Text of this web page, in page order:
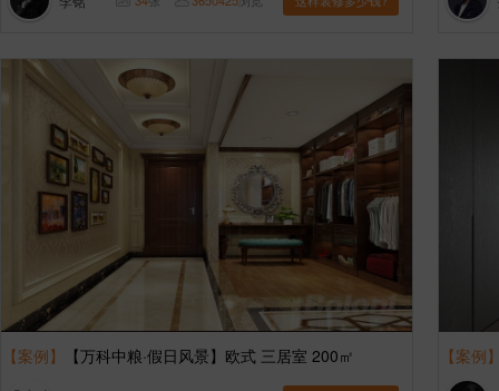
【案例】 【万科中粮·假日风景】欧式 三居室 200㎡ 【案例